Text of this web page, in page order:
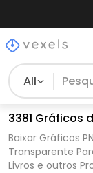
All
3381 Gráficos
Baixar Gráficos
Transparente
Livros e outros